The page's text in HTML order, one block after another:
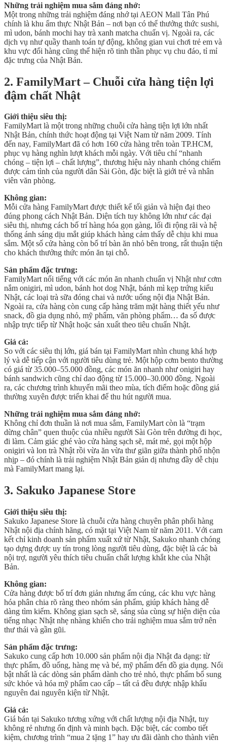
Những trải nghiệm mua sắm đáng nhớ:
Một trong những trải nghiệm đáng nhớ tại AEON Mall Tân Phú
chính là khu ẩm thực Nhật Bản – nơi bạn có thể thưởng thức sushi,
mì udon, bánh mochi hay trà xanh matcha chuẩn vị. Ngoài ra, các
dịch vụ như quầy thanh toán tự động, không gian vui chơi trẻ em và
khu vực đổi hàng cũng thể hiện rõ tinh thần phục vụ chu đáo, tỉ mỉ
đặc trưng của Nhật Bản.
2. FamilyMart – Chuỗi cửa hàng tiện lợi
đậm chất Nhật
Giới thiệu siêu thị:
FamilyMart là một trong những chuỗi cửa hàng tiện lợi lớn nhất
Nhật Bản, chính thức hoạt động tại Việt Nam từ năm 2009. Tính
đến nay, FamilyMart đã có hơn 160 cửa hàng trên toàn TP.HCM,
phục vụ hàng nghìn lượt khách mỗi ngày. Với tiêu chí “nhanh
chóng – tiện lợi – chất lượng”, thương hiệu này nhanh chóng chiếm
được cảm tình của người dân Sài Gòn, đặc biệt là giới trẻ và nhân
viên văn phòng.
Không gian:
Mỗi cửa hàng FamilyMart được thiết kế tối giản và hiện đại theo
đúng phong cách Nhật Bản. Diện tích tuy không lớn như các đại
siêu thị, nhưng cách bố trí hàng hóa gọn gàng, lối đi rộng rãi và hệ
thống ánh sáng dịu mắt giúp khách hàng cảm thấy dễ chịu khi mua
sắm. Một số cửa hàng còn bố trí bàn ăn nhỏ bên trong, rất thuận tiện
cho khách thưởng thức món ăn tại chỗ.
Sản phẩm đặc trưng:
FamilyMart nổi tiếng với các món ăn nhanh chuẩn vị Nhật như cơm
nắm onigiri, mì udon, bánh hot dog Nhật, bánh mì kẹp trứng kiểu
Nhật, các loại trà sữa đóng chai và nước uống nội địa Nhật Bản.
Ngoài ra, cửa hàng còn cung cấp hàng trăm mặt hàng thiết yếu như
snack, đồ gia dụng nhỏ, mỹ phẩm, văn phòng phẩm… đa số được
nhập trực tiếp từ Nhật hoặc sản xuất theo tiêu chuẩn Nhật.
Giá cả:
So với các siêu thị lớn, giá bán tại FamilyMart nhìn chung khá hợp
lý và dễ tiếp cận với người tiêu dùng trẻ. Một hộp cơm bento thường
có giá từ 35.000–55.000 đồng, các món ăn nhanh như onigiri hay
bánh sandwich cũng chỉ dao động từ 15.000–30.000 đồng. Ngoài
ra, các chương trình khuyến mãi theo mùa, tích điểm hoặc đồng giá
thường xuyên được triển khai để thu hút người mua.
Những trải nghiệm mua sắm đáng nhớ:
Không chỉ đơn thuần là nơi mua sắm, FamilyMart còn là “trạm
dừng chân” quen thuộc của nhiều người Sài Gòn trên đường đi học,
đi làm. Cảm giác ghé vào cửa hàng sạch sẽ, mát mẻ, gọi một hộp
onigiri và lon trà Nhật rồi vừa ăn vừa thư giãn giữa thành phố nhộn
nhịp – đó chính là trải nghiệm Nhật Bản giản dị nhưng đầy dễ chịu
mà FamilyMart mang lại.
3. Sakuko Japanese Store
Giới thiệu siêu thị:
Sakuko Japanese Store là chuỗi cửa hàng chuyên phân phối hàng
Nhật nội địa chính hãng, có mặt tại Việt Nam từ năm 2011. Với cam
kết chỉ kinh doanh sản phẩm xuất xứ từ Nhật, Sakuko nhanh chóng
tạo dựng được uy tín trong lòng người tiêu dùng, đặc biệt là các bà
nội trợ, người yêu thích tiêu chuẩn chất lượng khắt khe của Nhật
Bản.
Không gian:
Cửa hàng được bố trí đơn giản nhưng ấm cúng, các khu vực hàng
hóa phân chia rõ ràng theo nhóm sản phẩm, giúp khách hàng dễ
dàng tìm kiếm. Không gian sạch sẽ, sáng sủa cùng sự hiện diện của
tiếng nhạc Nhật nhẹ nhàng khiến cho trải nghiệm mua sắm trở nên
thư thái và gần gũi.
Sản phẩm đặc trưng:
Sakuko cung cấp hơn 10.000 sản phẩm nội địa Nhật đa dạng: từ
thực phẩm, đồ uống, hàng mẹ và bé, mỹ phẩm đến đồ gia dụng. Nổi
bật nhất là các dòng sản phẩm dành cho trẻ nhỏ, thực phẩm bổ sung
sức khỏe và hóa mỹ phẩm cao cấp – tất cả đều được nhập khẩu
nguyên đai nguyên kiện từ Nhật.
Giá cả:
Giá bán tại Sakuko tương xứng với chất lượng nội địa Nhật, tuy
không rẻ nhưng ổn định và minh bạch. Đặc biệt, các combo tiết
kiệm, chương trình “mua 2 tặng 1” hay ưu đãi dành cho thành viên